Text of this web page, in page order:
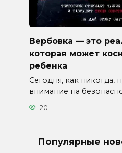
Вербовка — это
которая может
ребенка
Сегодня, как никогда,
внимание на
20
Популярные